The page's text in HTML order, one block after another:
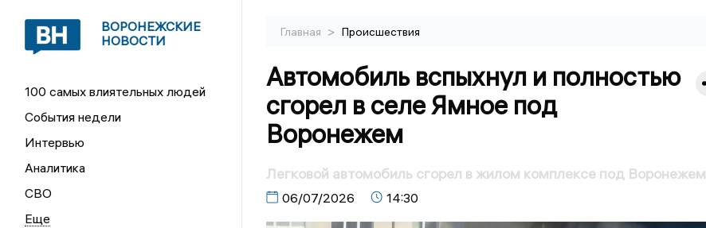
ВОРОНЕЖСКИЕ
НОВОСТИ
100 самых влиятельных людей
События недели
Интервью
Аналитика
СВО
Главная > Происшествия
Автомобиль вспыхнул и полностью
сгорел в селе Ямное под
Воронежем
Легковой автомобиль сгорел в жилом комплексе под Воронежем
06/07/2026 14:30